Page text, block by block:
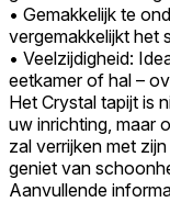
• Gemakkelijk te
vergemakkelijkt het
• Veelzijdigheid:
eetkamer of hal –
Het Crystal tapijt is
uw inrichting, maar
zal verrijken met
geniet van
Aanvullende